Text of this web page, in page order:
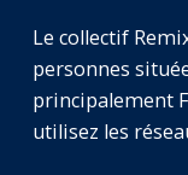
Le collectif
personnes
principalement
utilisez les